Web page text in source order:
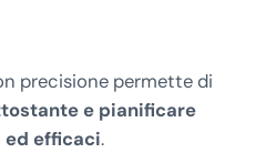
precisione permette di
e pianificare
efficaci.